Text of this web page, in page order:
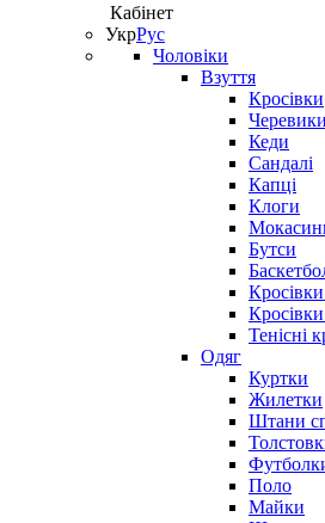
Кабінет
УкрРус
Чоловіки
Взуття
Кросівки
Черевики
Кеди
Сандалі
Капці
Клоги
Бутси
Тенісні
Одяг
Куртки
Жилетки
Штани
Поло
Майки